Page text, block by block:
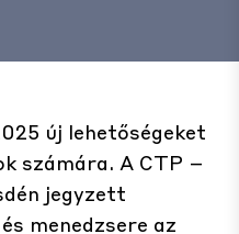
új lehetőségeket
számára. A CTP –
jegyzett
menedzsere az